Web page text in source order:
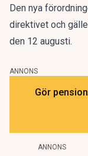
Den nya
direktivet och
den 12 augusti.
ANNONS
Gör
ANNONS